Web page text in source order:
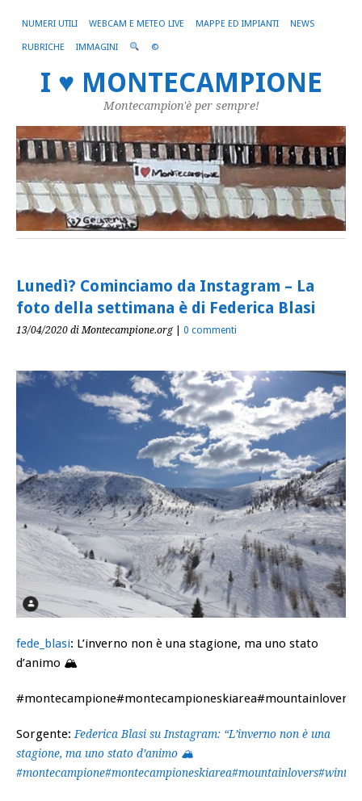
NUMERI UTILI WEBCAM E METEO LIVE MAPPE ED IMPIANTI NEWS
RUBRICHE IMMAGINI ©
I ♥ MONTECAMPIONE
Montecampion'è per sempre!
Lunedì? Cominciamo da Instagram – La
foto della settimana è di Federica Blasi
13/04/2020 di Montecampione.org| 0 commenti
fede_blasi: L’inverno non è una stagione, ma uno stato
d’animo 🏔
Sorgente:Federica Blasi su Instagram: “L’inverno non è una
stagione, ma uno stato d’animo 🏔